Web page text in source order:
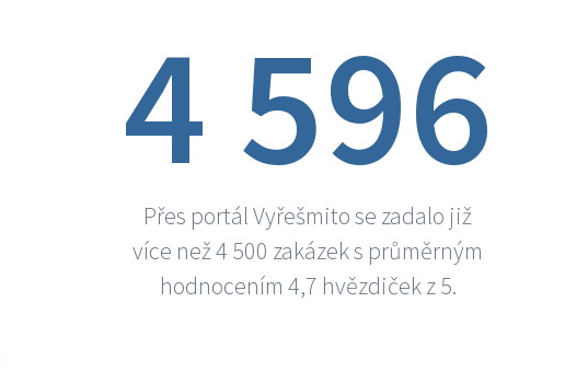
4 596
Přes portál Vyřešmito se zadalo již
více než 4 500 zakázek s průměrným
hodnocením 4,7 hvězdiček z 5.